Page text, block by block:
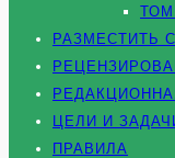
РАЗМЕСТИТЬ
ЦЕЛИ И
ПРАВИЛА